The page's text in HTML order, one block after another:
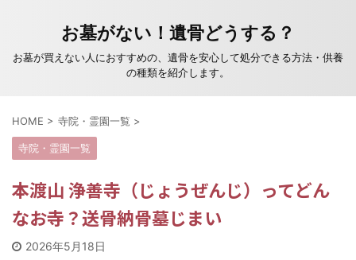
お墓がない！遺骨どうする？
お墓が買えない人におすすめの、遺骨を安心して処分できる方法・供養
の種類を紹介します。
HOME > 寺院・霊園一覧 >
寺院・霊園一覧
本渡山 浄善寺（じょうぜんじ）ってどん
なお寺？送骨納骨墓じまい
2026年5月18日